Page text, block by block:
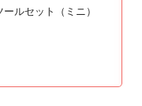
ルセット（ミニ）